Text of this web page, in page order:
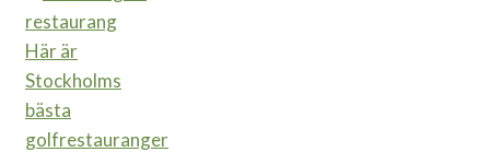
Här är
Stockholms
bästa
golfrestauranger